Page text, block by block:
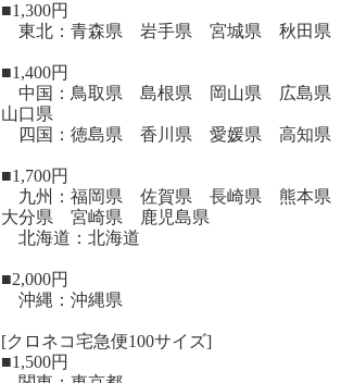
■1,300円
東北：青森県 岩手県 宮城県 秋田県
■1,400円
中国：鳥取県 島根県 岡山県 広島県
山口県
四国：徳島県 香川県 愛媛県 高知県
■1,700円
九州：福岡県 佐賀県 長崎県 熊本県
大分県 宮崎県 鹿児島県
北海道：北海道
■2,000円
沖縄：沖縄県
[クロネコ宅急便100サイズ]
■1,500円